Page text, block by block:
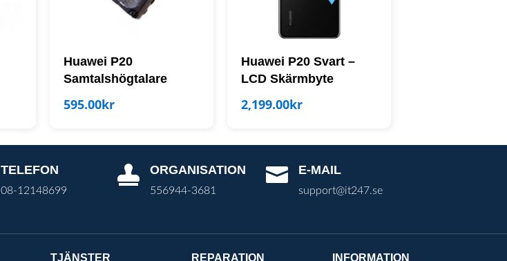
Huawei P20
Samtalshögtalare
595.00kr
Huawei P20 Svart –
LCD Skärmbyte
2,199.00kr
TELEFON
08-12148699
 ORGANISATION
556944-3681
 E-MAIL
support@it247.se
TJÄNSTER REPARATION INFORMATION